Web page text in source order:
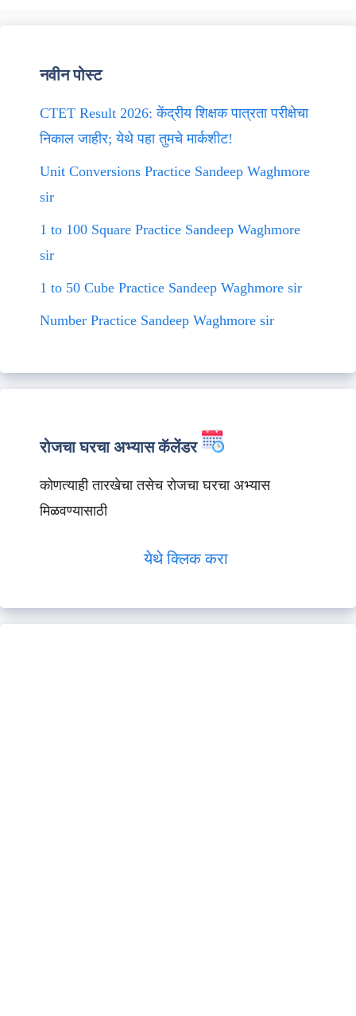
नवीन पोस्ट
CTET Result 2026: केंद्रीय शिक्षक पात्रता परीक्षेचा
निकाल जाहीर; येथे पहा तुमचे मार्कशीट!
Unit Conversions Practice Sandeep Waghmore
sir
1 to 100 Square Practice Sandeep Waghmore
sir
1 to 50 Cube Practice Sandeep Waghmore sir
Number Practice Sandeep Waghmore sir
रोजचा घरचा अभ्यास कॅलेंडर
कोणत्याही तारखेचा तसेच रोजचा घरचा अभ्यास
मिळवण्यासाठी
येथे क्लिक करा